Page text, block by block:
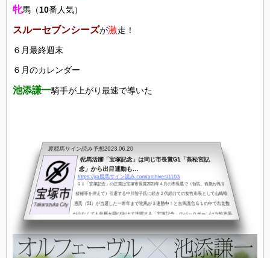
牝馬（10番人気）
スルーセブンシーズが激走！
６月最終週末
６月のカレンダー
池添謙一騎手が上がり最速で導いた
裏競馬サイン読み予想2023.06.20
牝馬活躍「宝塚記念」は同じ市長賞G1「高松宮記
念」から出目連動も…
https://jra競馬サイン読み.com/archives/1103
Ｇ１「宝塚記念」の正賞は宝塚市長賞2021年４月の市長選で（自民、維新が推す
候補等を抑えて）引退する中川智子氏に続き２代続けての女性市長として山崎晴
恵氏（51）が当選した一昨年まで牝馬が３連勝中！と古馬混合Ｇ１の中で出走数
が少なくても牝馬が飛び抜けて活躍する「宝塚記念」のバックボーンは女性市長
出2010年…ブエナビスタ ２着①2011年…ブエナビスタ ２着①20
12年…牝馬１頭2013年…ジェンティルドンナ ３着①2014年…ヴィルシーナ